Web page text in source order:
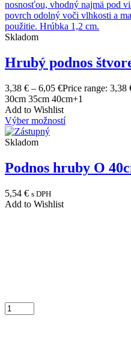
Skladom
Hrubý podnos
3,38 € – 6,05 €Price range: 3,38
30cm 35cm 40cm+1
Add to Wishlist
Výber možností
Skladom
Podnos hruby O
5,54 € s DPH
Add to Wishlist